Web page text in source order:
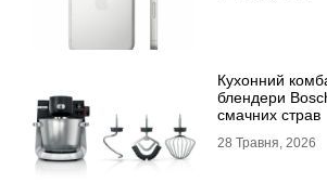
Кухонний
блендери
смачних страв
28 Травня, 2026